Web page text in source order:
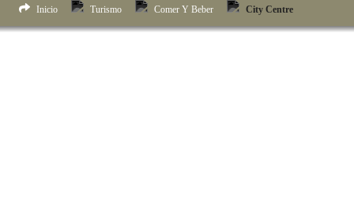
Inicio Turismo Comer Y Beber City Centre